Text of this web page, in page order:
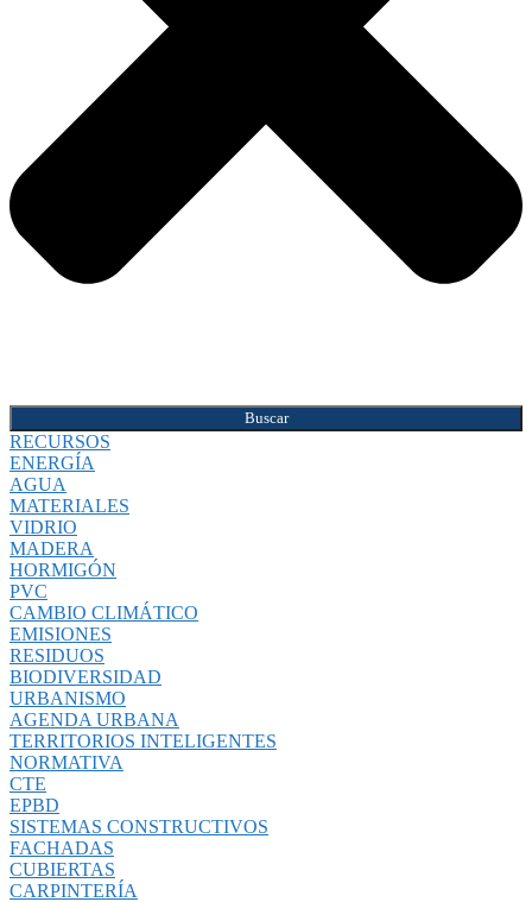
Buscar
RECURSOS
ENERGÍA
AGUA
MATERIALES
VIDRIO
MADERA
HORMIGÓN
PVC
CAMBIO CLIMÁTICO
EMISIONES
RESIDUOS
BIODIVERSIDAD
URBANISMO
AGENDA URBANA
TERRITORIOS INTELIGENTES
NORMATIVA
CTE
EPBD
SISTEMAS CONSTRUCTIVOS
FACHADAS
CUBIERTAS
CARPINTERÍA